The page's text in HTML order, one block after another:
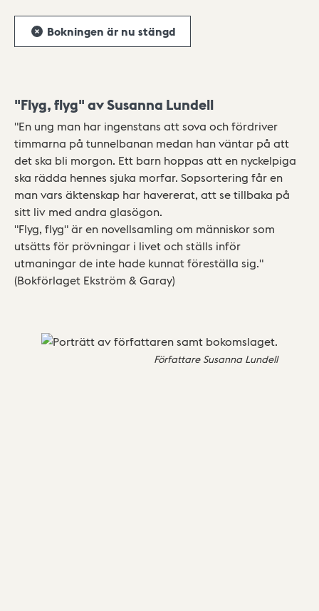
Bokningen är nu stängd
"Flyg, flyg" av Susanna Lundell
"En ung man har ingenstans att sova och fördriver
timmarna på tunnelbanan medan han väntar på att
det ska bli morgon. Ett barn hoppas att en nyckelpiga
ska rädda hennes sjuka morfar. Sopsortering får en
man vars äktenskap har havererat, att se tillbaka på
sitt liv med andra glasögon.
"Flyg, flyg" är en novellsamling om människor som
utsätts för prövningar i livet och ställs inför
utmaningar de inte hade kunnat föreställa sig."
(Bokförlaget Ekström & Garay)
Författare Susanna Lundell